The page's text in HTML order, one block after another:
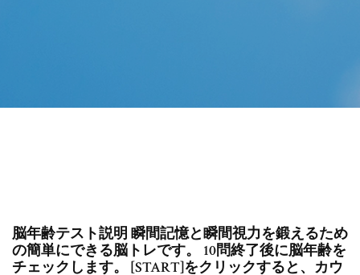
脳年齢テスト説明 瞬間記憶と瞬間視力を鍛えるため
の簡単にできる脳トレです。 10問終了後に脳年齢を
チェックします。 [START]をクリックすると、カウ